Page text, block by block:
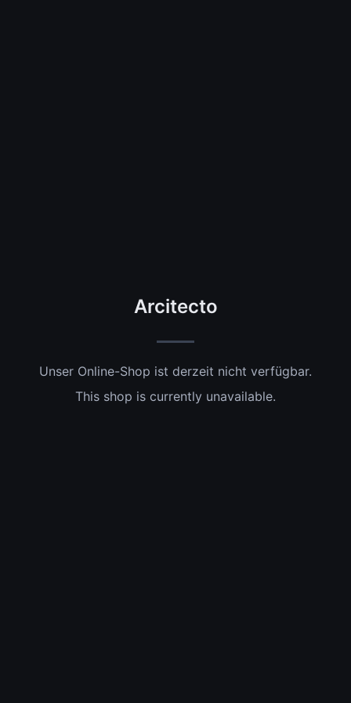
Arcitecto
Unser Online-Shop ist derzeit nicht verfügbar.
This shop is currently unavailable.